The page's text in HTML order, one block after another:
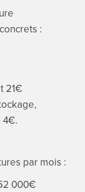
:
21€
4€.
par mois :
000€